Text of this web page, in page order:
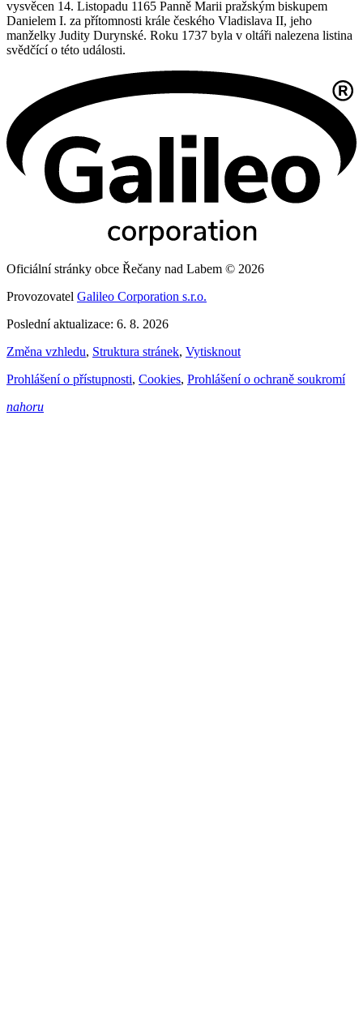
vysvěcen 14. Listopadu 1165 Panně Marii pražským biskupem
Danielem I. za přítomnosti krále českého Vladislava II, jeho
manželky Judity Durynské. Roku 1737 byla v oltáři nalezena listina
svědčící o této události.
Oficiální stránky obce Řečany nad Labem © 2026
Provozovatel Galileo Corporation s.r.o.
Poslední aktualizace: 6. 8. 2026
Změna vzhledu, Struktura stránek, Vytisknout
Prohlášení o přístupnosti, Cookies, Prohlášení o ochraně soukromí
nahoru